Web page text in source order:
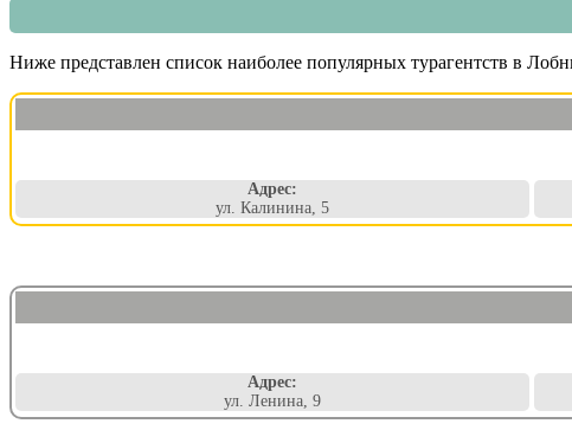
Ниже представлен список наиболее популярных турагентств в
Адрес:
ул. Калинина, 5
Адрес:
ул. Ленина, 9